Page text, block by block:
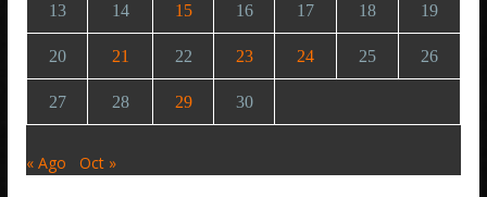
13 14 15 16 17 18 19
20 21 22 23 24 25 26
27 28 29 30
« Ago Oct »